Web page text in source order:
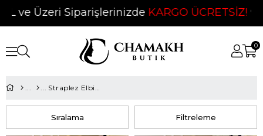
Üzeri SiparişlerinizdeKARGO ÜCRETSİZ! ❤
0
Straplez Elbise
Filtreleme
Sıralama